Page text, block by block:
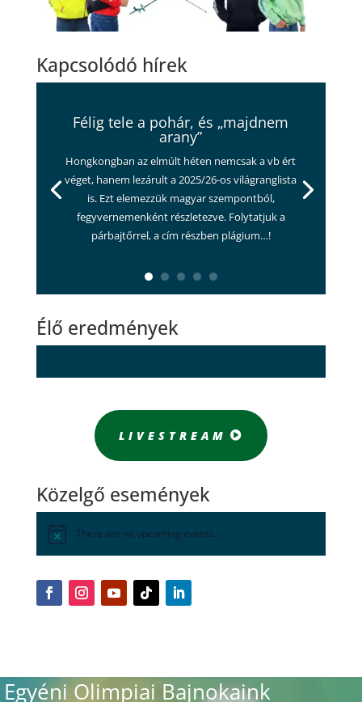
Kapcsolódó hírek
Félig tele a pohár, és „majdnem
arany”
Hongkongban az elmúlt héten nemcsak a vb ért
véget, hanem lezárult a 2025/26-os világranglista
is. Ezt elemezzük magyar szempontból,
fegyvernemenként részletezve. Folytatjuk a
párbajtőrrel, a cím részben plágium…!
Élő eredmények
LIVESTREAM
Közelgő események
There are no upcoming events.
Egyéni Olimpiai Bajnokaink